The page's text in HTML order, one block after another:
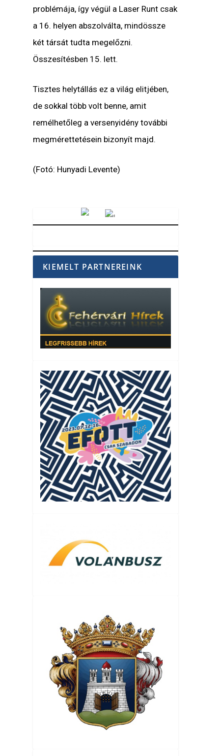
problémája, így végül a Laser Runt csak
a 16. helyen abszolválta, mindössze
két társát tudta megelőzni.
Összesítésben 15. lett.
Tisztes helytállás ez a világ elitjében,
de sokkal több volt benne, amit
remélhetőleg a versenyidény további
megmérettetésein bizonyít majd.
(Fotó: Hunyadi Levente)
KIEMELT PARTNEREINK